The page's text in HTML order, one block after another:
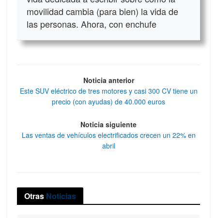
movilidad cambia (para bien) la vida de
las personas. Ahora, con enchufe
Noticia anterior
Este SUV eléctrico de tres motores y casi 300 CV tiene un
precio (con ayudas) de 40.000 euros
Noticia siguiente
Las ventas de vehículos electrificados crecen un 22% en
abril
Otras Noticias